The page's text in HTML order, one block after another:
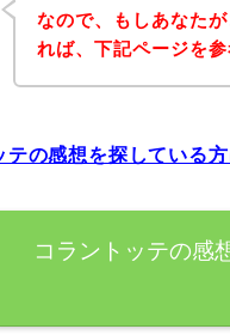
なので、もしあなた
れば、下記ページを
テの感想を探している
コラントッテの感